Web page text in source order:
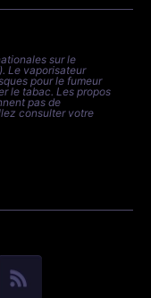
sur le
Le vaporisateur
pour le fumeur
le tabac. Les propos
pas de
consulter votre